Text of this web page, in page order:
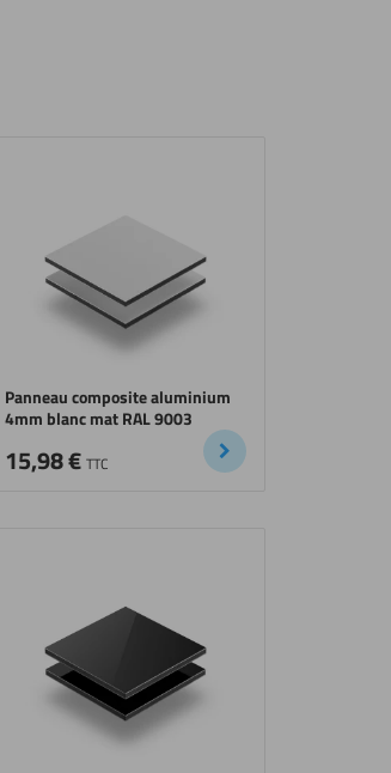
Panneau composite aluminium
4mm blanc mat RAL 9003
15,98€ TTC